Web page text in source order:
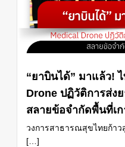
“ยาบินได้” มาแล้ว!
Drone ปฏิวัติการส่ง
สลายข้อจำกัดพื้นที่เก
วงการสาธารณสุขไทยก้าว
[…]